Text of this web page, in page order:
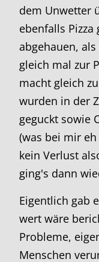
dem Unwetter
ebenfalls
abgehauen, als
gleich mal zur
macht gleich
wurden in der
geguckt sowie
(was bei mir
kein Verlust
ging's dann
Eigentlich gab
wert wäre
Probleme,
Menschen